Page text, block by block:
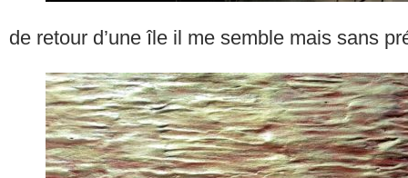
de retour d’une île il me semble mais sans